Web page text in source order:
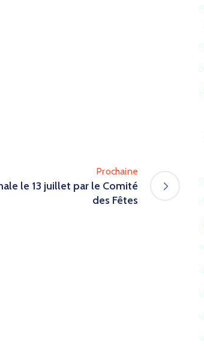
Prochaine
le 13 juillet par le Comité
des Fêtes